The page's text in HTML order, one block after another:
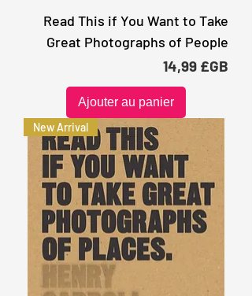
Read This if You Want to Take
Great Photographs of People
Prix
14,99 £GB
Ajouter au panier
New Arrival